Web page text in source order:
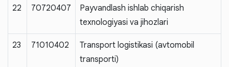
22 70720407
Payvandlash ishlab chiqarish
texnologiyasi va jihozlari
23 71010402
Transport logistikasi (avtomobil
transporti)